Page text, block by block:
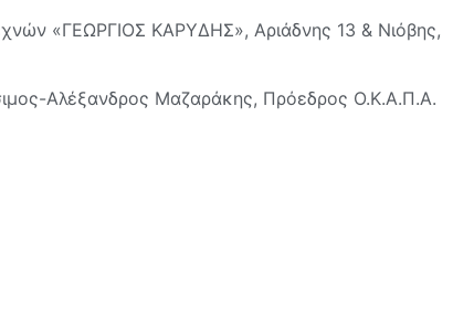
«ΓΕΩΡΓΙΟΣ ΚΑΡΥΔΗΣ», Αριάδνης 13 & Νιόβης,
Αλέξανδρος Μαζαράκης, Πρόεδρος Ο.Κ.Α.Π.Α.